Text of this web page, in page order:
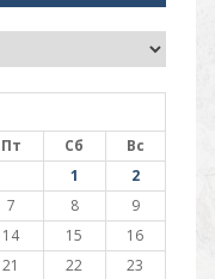
Пт Сб
Вс
1
2
7 8
9
14 15
16
21 22
23